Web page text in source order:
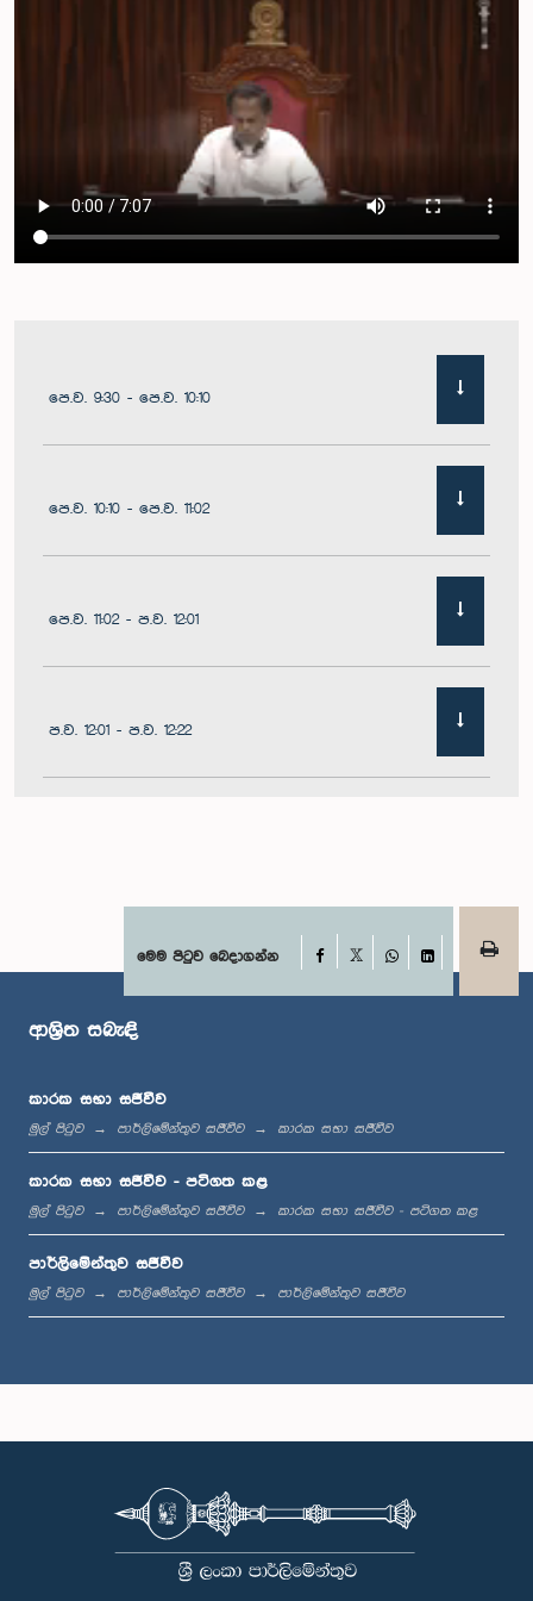
පෙ.ව. 9:30 - පෙ.ව. 10:10
පෙ.ව. 10:10 - පෙ.ව. 11:02
පෙ.ව. 11:02 - ප.ව. 12:01
ප.ව. 12:01 - ප.ව. 12:22
ප.ව. 1:00 - ප.ව. 1:11
ප.ව. 1:23 - ප.ව. 1:33
ප.ව. 1:33 - ප.ව. 1:39
ප.ව. 1:50 - ප.ව. 1:59
මෙම පිටුව බෙදාගන්න Facebook
WhatsApp
LinkedIn
ආශ්‍රිත සබැඳි
කාරක සභා සජීවීව
මුල් පිටුව පාර්ලිමේන්තුව සජීවීව කාරක සභා සජීවීව
කාරක සභා සජීවීව - පටිගත කළ
මුල් පිටුව පාර්ලිමේන්තුව සජීවීව කාරක සභා සජීවීව - පටිගත කළ
පාර්ලිමේන්තුව සජීවීව
මුල් පිටුව පාර්ලිමේන්තුව සජීවීව පාර්ලිමේන්තුව සජීවීව